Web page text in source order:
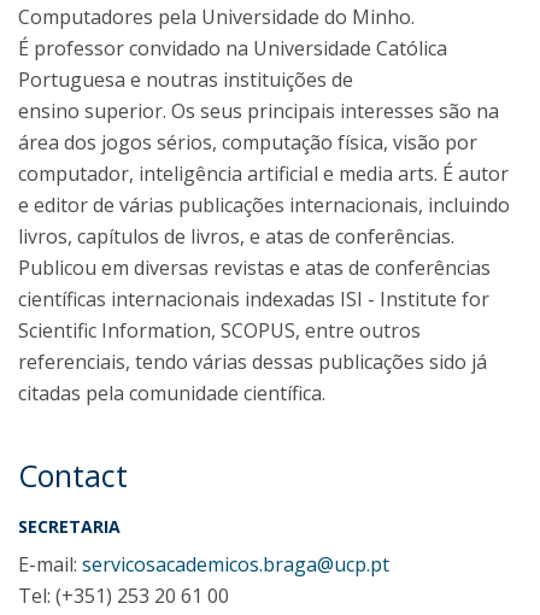
Computadores pela Universidade do Minho.
É professor convidado na Universidade Católica
Portuguesa e noutras instituições de
ensino superior. Os seus principais interesses são na
área dos jogos sérios, computação física, visão por
computador, inteligência artificial e media arts. É autor
e editor de várias publicações internacionais, incluindo
livros, capítulos de livros, e atas de conferências.
Publicou em diversas revistas e atas de conferências
científicas internacionais indexadas ISI - Institute for
Scientific Information, SCOPUS, entre outros
referenciais, tendo várias dessas publicações sido já
citadas pela comunidade científica.
Contact
SECRETARIA
E-mail: servicosacademicos.braga@ucp.pt
Tel: (+351) 253 20 61 00